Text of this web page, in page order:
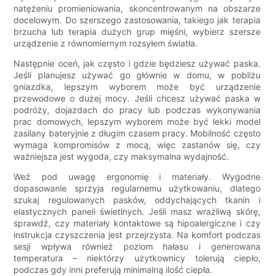
natężeniu promieniowania, skoncentrowanym na obszarze
docelowym. Do szerszego zastosowania, takiego jak terapia
brzucha lub terapia dużych grup mięśni, wybierz szersze
urządzenie z równomiernym rozsyłem światła.
Następnie oceń, jak często i gdzie będziesz używać paska.
Jeśli planujesz używać go głównie w domu, w pobliżu
gniazdka, lepszym wyborem może być urządzenie
przewodowe o dużej mocy. Jeśli chcesz używać paska w
podróży, dojazdach do pracy lub podczas wykonywania
prac domowych, lepszym wyborem może być lekki model
zasilany bateryjnie z długim czasem pracy. Mobilność często
wymaga kompromisów z mocą, więc zastanów się, czy
ważniejsza jest wygoda, czy maksymalna wydajność.
Weź pod uwagę ergonomię i materiały. Wygodne
dopasowanie sprzyja regularnemu użytkowaniu, dlatego
szukaj regulowanych pasków, oddychających tkanin i
elastycznych paneli świetlnych. Jeśli masz wrażliwą skórę,
sprawdź, czy materiały kontaktowe są hipoalergiczne i czy
instrukcja czyszczenia jest przejrzysta. Na komfort podczas
sesji wpływa również poziom hałasu i generowana
temperatura – niektórzy użytkownicy tolerują ciepło,
podczas gdy inni preferują minimalną ilość ciepła.